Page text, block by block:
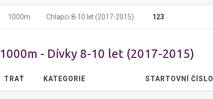
1000m Chlapci 8-10 let (2017-2015) 123
1000m - Dívky 8-10 let (2017-2015)
TRAŤ KATEGORIE STARTOVNÍ ČÍSLO